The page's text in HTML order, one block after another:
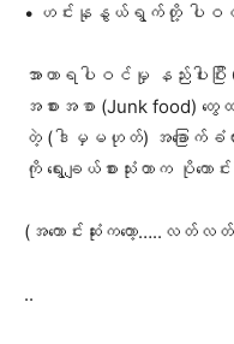
• ဟင်းနုနွယ်ရွက်တို့ ပါဝ
အာဟာရပါဝင်မှု နည်းပါးပြီ
အစားအစာ (Junk food)
တဲ့ (ဒါမှမဟုတ်) အခြောက်ခံ
ကို ရွေးချယ်စားသုံးတာက ပိုကော
(အကောင်းဆုံးကတော့…..လတ်လ
..